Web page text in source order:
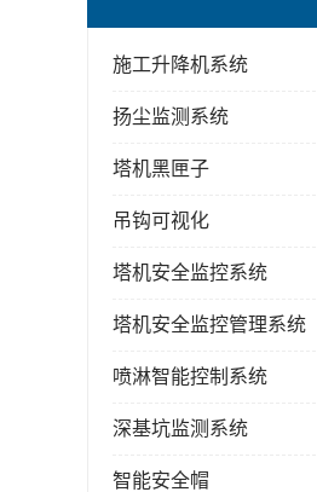
施工升降机系统
扬尘监测系统
塔机黑匣子
吊钩可视化
塔机安全监控系统
塔机安全监控管理系统
喷淋智能控制系统
深基坑监测系统
智能安全帽